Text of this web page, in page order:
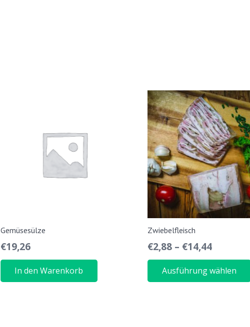
Gemüsesülze
€19,26
In den Warenkorb
Zwiebelfleisch
€2,88 – €14,44
Ausführung wählen